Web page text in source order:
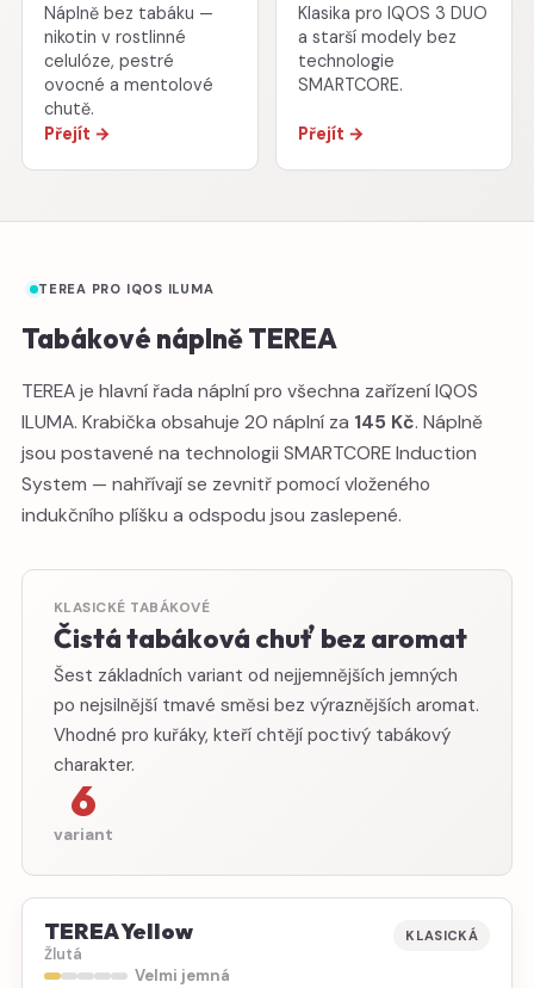
Náplně bez tabáku —
nikotin v rostlinné
celulóze, pestré
ovocné a mentolové
chutě.
Přejít →
Klasika pro IQOS 3 DUO
a starší modely bez
technologie
SMARTCORE.
Přejít →
TEREA PRO IQOS ILUMA
Tabákové náplně TEREA
TEREA je hlavní řada náplní pro všechna zařízení IQOS
ILUMA. Krabička obsahuje 20 náplní za 145 Kč. Náplně
jsou postavené na technologii SMARTCORE Induction
System — nahřívají se zevnitř pomocí vloženého
indukčního plíšku a odspodu jsou zaslepené.
KLASICKÉ TABÁKOVÉ
Čistá tabáková chuť bez aromat
Šest základních variant od nejjemnějších jemných
po nejsilnější tmavé směsi bez výraznějších aromat.
Vhodné pro kuřáky, kteří chtějí poctivý tabákový
charakter.
6
variant
TEREA Yellow
Žlutá
KLASICKÁ
Velmi jemná